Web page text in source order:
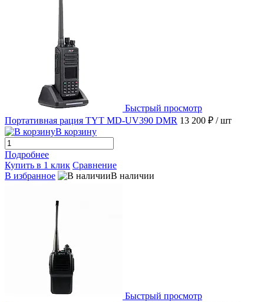
Быстрый просмотр
Портативная рация TYT MD-UV390 DMR 13 200 ₽ / шт
В корзину
Подробнее
Купить в 1 клик Сравнение
В избранное
В наличии
Быстрый просмотр